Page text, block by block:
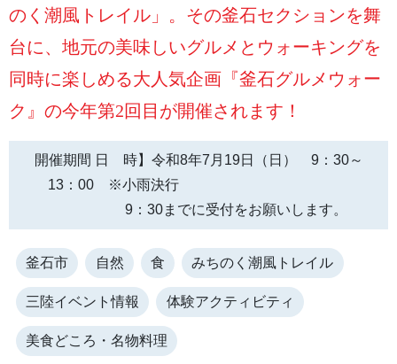
のく潮風トレイル」。その釜石セクションを舞
台に、地元の美味しいグルメとウォーキングを
同時に楽しめる大人気企画『釜石グルメウォー
ク』の今年第2回目が開催されます！
開催期間 日 時】令和8年7月19日（日） 9：30～
13：00 ※小雨決行
9：30までに受付をお願いします。
釜石市 自然 食 みちのく潮風トレイル
三陸イベント情報 体験アクティビティ
美食どころ・名物料理